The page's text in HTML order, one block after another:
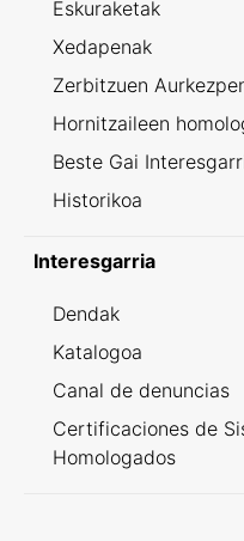
Eskuraketak
Xedapenak
Zerbitzuen
Hornitzaileen
Beste Gai
Historikoa
Interesgarria
Dendak
Katalogoa
Canal de denuncias
Certificaciones de
Homologados